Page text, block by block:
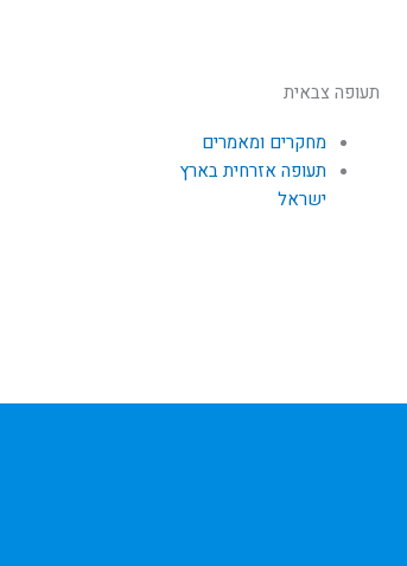
תעופה צבאית
מחקרים ומאמרים
תעופה אזרחית בארץ
ישראל